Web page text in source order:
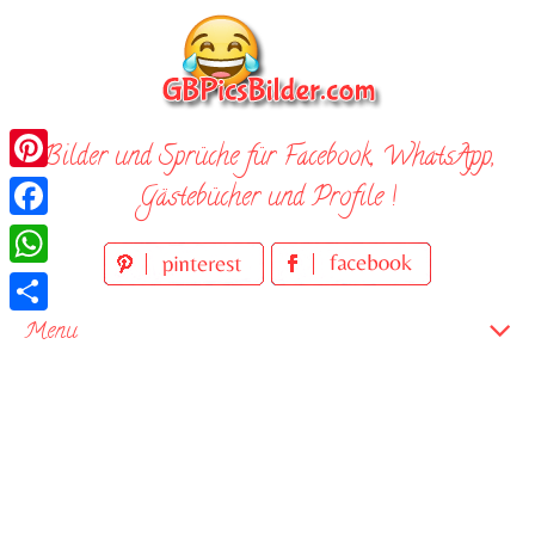
Bilder und Sprüche für Facebook, WhatsApp,
Gästebücher und Profile !
Menu
Pinterest
Facebook
WhatsApp
Teilen